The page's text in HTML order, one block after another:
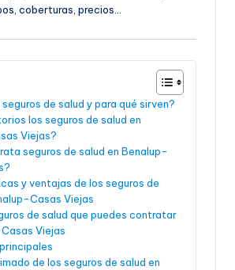
coberturas, precios…
de salud y para qué sirven?
los seguros de salud en
Viejas?
seguros de salud en Benalup-
y ventajas de los seguros de
Casas Viejas
de salud que puedes contratar
Viejas
de los seguros de salud en